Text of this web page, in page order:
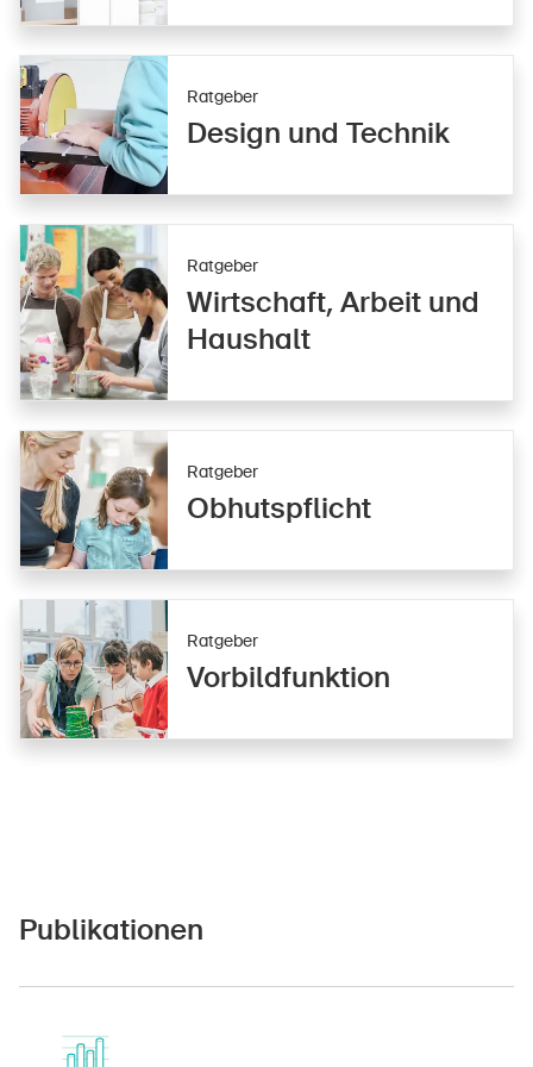
Ratgeber
Design und Technik
Ratgeber
Wirtschaft, Arbeit und
Haushalt
Ratgeber
Obhutspflicht
Ratgeber
Vorbildfunktion
Publikationen